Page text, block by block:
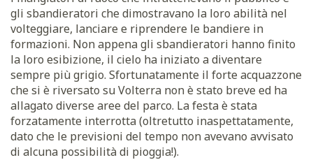
gli sbandieratori che dimostravano la loro abilità nel
volteggiare, lanciare e riprendere le bandiere in
formazioni. Non appena gli sbandieratori hanno finito
la loro esibizione, il cielo ha iniziato a diventare
sempre più grigio. Sfortunatamente il forte acquazzone
che si è riversato su Volterra non è stato breve ed ha
allagato diverse aree del parco. La festa è stata
forzatamente interrotta (oltretutto inaspettatamente,
dato che le previsioni del tempo non avevano avvisato
di alcuna possibilità di pioggia!).